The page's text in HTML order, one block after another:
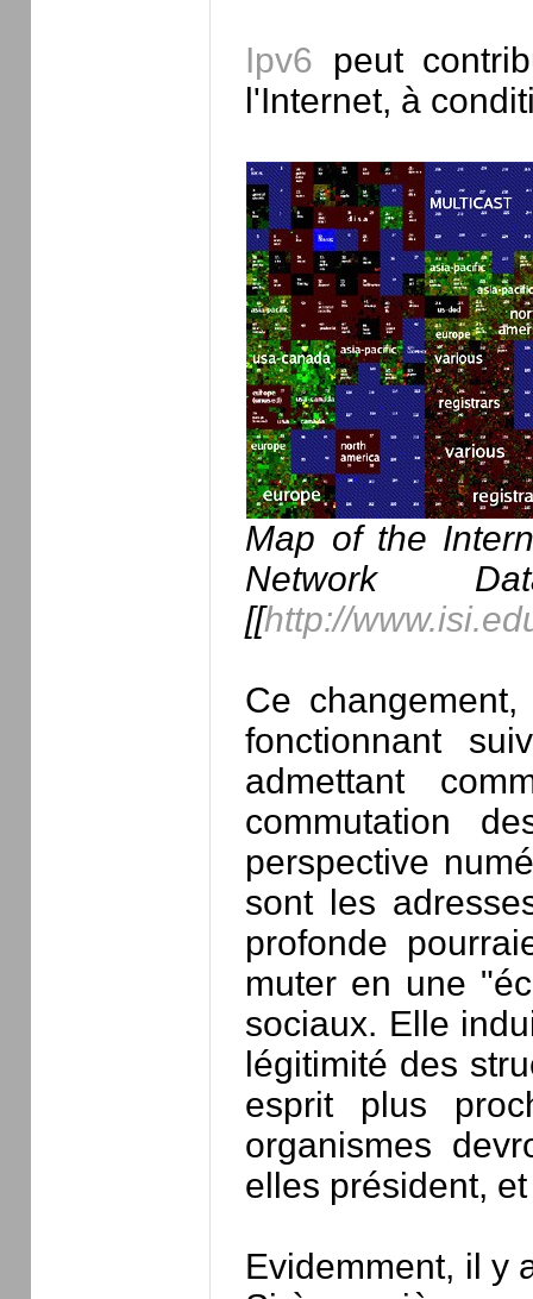
Ipv6 peut
l'Internet, à
Map of the
Network
[[http://
Ce
fonctionnant
admettant
commutation
perspective
sont les
profonde
muter en une
sociaux. Elle
légitimité des
esprit plus
organismes
elles président,
Evidemment, il y